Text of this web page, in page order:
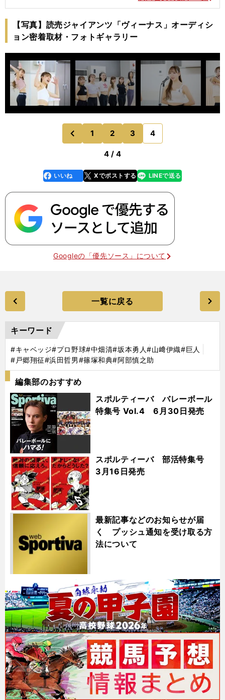
【写真】読売ジャイアンツ「ヴィーナス」オーディシ
ョン密着取材・フォトギャラリー
前
のページへ
1 2 3 4
4 / 4
faceboo
k
いいね Xでポストする
line LINEで送る
Googleの「優先ソース」について
一覧に戻る
キーワード
#キャベッジ#プロ野球#中畑清#坂本勇人#山﨑伊織#巨人
#戸郷翔征#浜田哲男#篠塚和典#阿部慎之助
編集部のおすすめ
スポルティーバ バレーボール
特集号 Vol.4 6月30日発売
スポルティーバ 部活特集号
3月16日発売
最新記事などのお知らせが届
く プッシュ通知を受け取る方
法について